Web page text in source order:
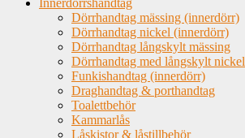
Innerdörrshandtag
Dörrhandtag mässing (innerdörr)
Dörrhandtag nickel (innerdörr)
Dörrhandtag långskylt mässing
Dörrhandtag med långskylt nickel
Funkishandtag (innerdörr)
Draghandtag & porthandtag
Toalettbehör
Kammarlås
Låskistor & låstillbehör